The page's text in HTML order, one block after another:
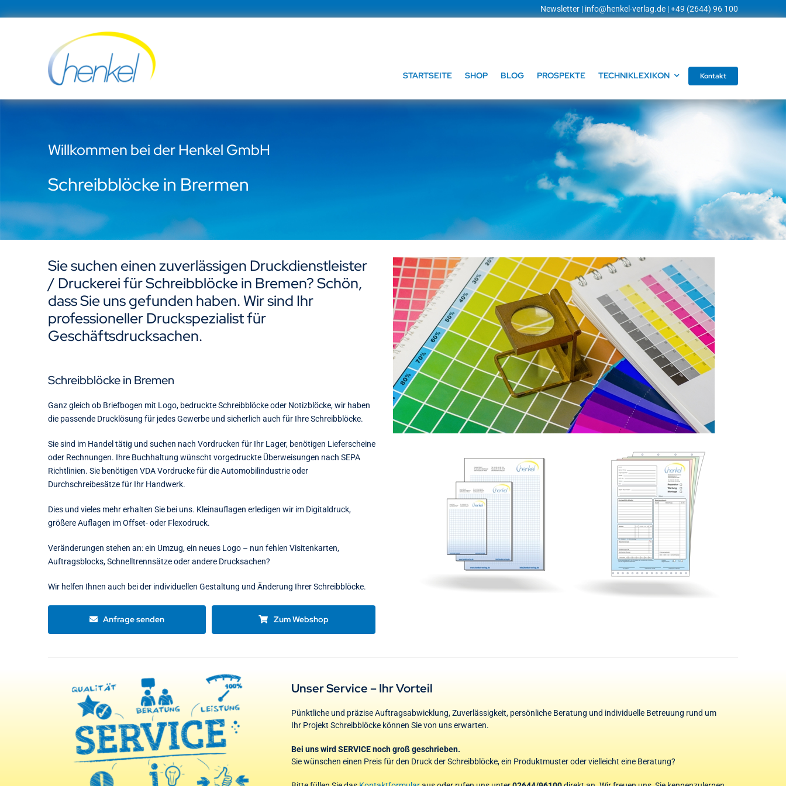
Inhalt
Newsletter | info@henkel-verlag.de | +49 (2644) 96 100
STARTSEITE SHOP BLOG PROSPEKTE TECHNIKLEXIKON Kontakt
Willkommen bei der Henkel GmbH
Schreibblöcke in Brermen
Sie suchen einen zuverlässigen Druckdienstleister
/ Druckerei für Schreibblöcke in Bremen? Schön,
dass Sie uns gefunden haben. Wir sind Ihr
professioneller Druckspezialist für
Geschäftsdrucksachen.
Schreibblöcke in Bremen
Ganz gleich ob Briefbogen mit Logo, bedruckte Schreibblöcke oder Notizblöcke, wir haben
die passende Drucklösung für jedes Gewerbe und sicherlich auch für Ihre Schreibblöcke.
Sie sind im Handel tätig und suchen nach Vordrucken für Ihr Lager, benötigen Lieferscheine
oder Rechnungen. Ihre Buchhaltung wünscht vorgedruckte Überweisungen nach SEPA
Richtlinien. Sie benötigen VDA Vordrucke für die Automobilindustrie oder
Durchschreibesätze für Ihr Handwerk.
Dies und vieles mehr erhalten Sie bei uns. Kleinauflagen erledigen wir im Digitaldruck,
größere Auflagen im Offset- oder Flexodruck.
Veränderungen stehen an: ein Umzug, ein neues Logo – nun fehlen Visitenkarten,
Auftragsblocks, Schnelltrennsätze oder andere Drucksachen?
Wir helfen Ihnen auch bei der individuellen Gestaltung und Änderung Ihrer Schreibblöcke.
Anfrage senden Zum Webshop
Unser Service – Ihr Vorteil
Pünktliche und präzise Auftragsabwicklung, Zuverlässigkeit, persönliche Beratung und individuelle Betreuung rund um
Ihr Projekt Schreibblöcke können Sie von uns erwarten.
Bei uns wird SERVICE noch groß geschrieben.
Sie wünschen einen Preis für den Druck der Schreibblöcke, ein Produktmuster oder vielleicht eine Beratung?